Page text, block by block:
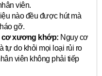
viên.
nào đều được hút mà
gỡ.
cơ xương khớp: Nguy cơ
tự do khỏi mọi loại rủi ro
viên không phải tiếp